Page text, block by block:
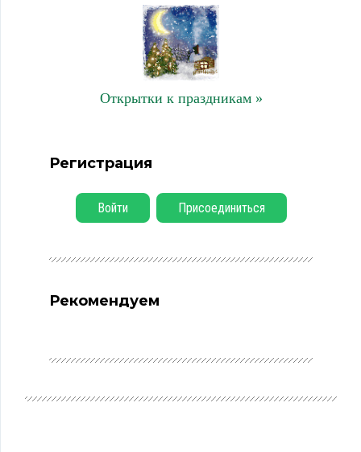
Открытки к праздникам »
Регистрация
Войти Присоединиться
Рекомендуем